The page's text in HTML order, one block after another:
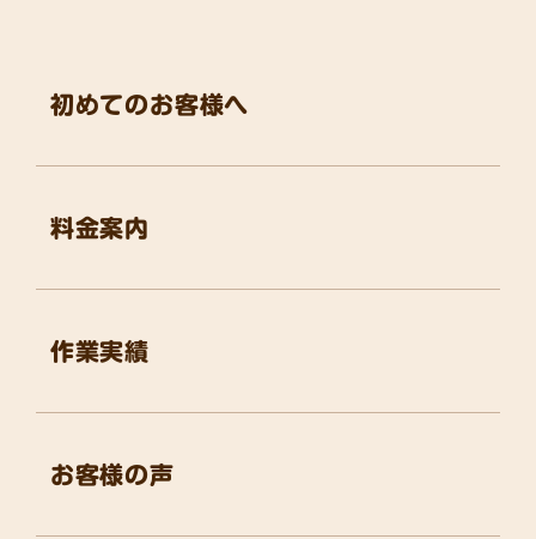
初めてのお客様へ
料金案内
作業実績
お客様の声